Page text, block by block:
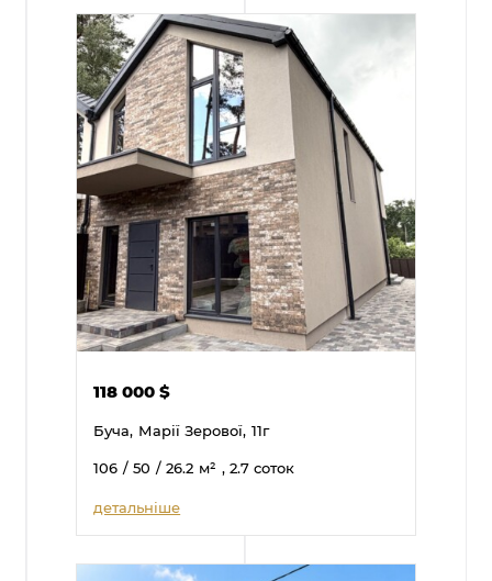
118 000$
Буча, Марії Зерової, 11г
106 / 50 / 26.2 м² , 2.7 соток
детальніше